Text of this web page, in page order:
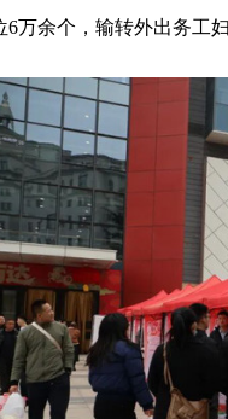
万余个，输转外出务工